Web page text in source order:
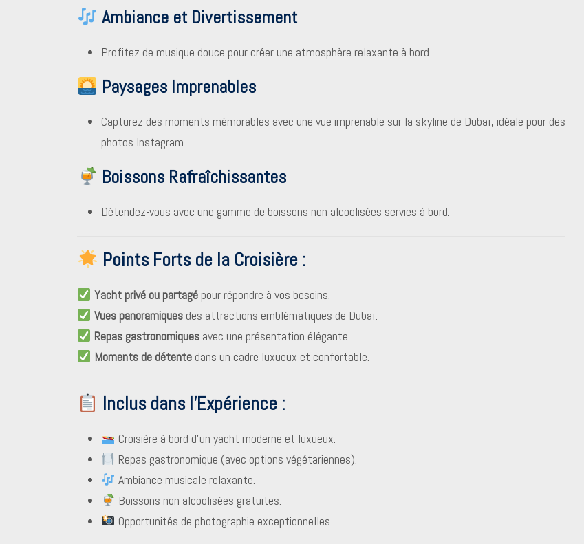
Ambiance et Divertissement
Profitez de musique douce pour créer une atmosphère relaxante à bord.
Paysages Imprenables
Capturez des moments mémorables avec une vue imprenable sur la skyline de Dubaï, idéale pour des
photos Instagram.
Boissons Rafraîchissantes
Détendez-vous avec une gamme de boissons non alcoolisées servies à bord.
Points Forts de la Croisière :
Yacht privé ou partagépour répondre à vos besoins.
Vues panoramiquesdes attractions emblématiques de Dubaï.
Repas gastronomiquesavec une présentation élégante.
Moments de détentedans un cadre luxueux et confortable.
Inclus dans l’Expérience :
Croisière à bord d’un yacht moderne et luxueux.
Repas gastronomique (avec options végétariennes).
Ambiance musicale relaxante.
Boissons non alcoolisées gratuites.
Opportunités de photographie exceptionnelles.